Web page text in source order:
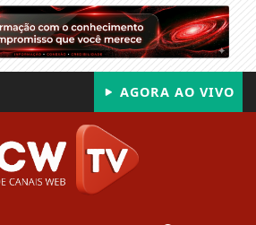
AGORA AO VIVO